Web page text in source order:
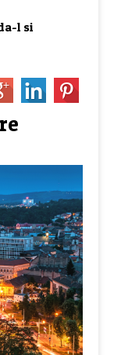
l si